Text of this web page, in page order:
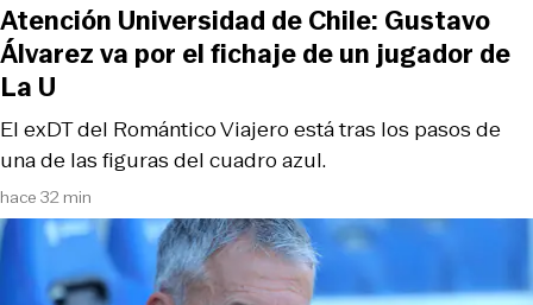
hace 32 min
El exDT del Romántico Viajero está tras los pasos de
una de las figuras del cuadro azul.
Atención Universidad de Chile: Gustavo
Álvarez va por el fichaje de un jugador de
La U